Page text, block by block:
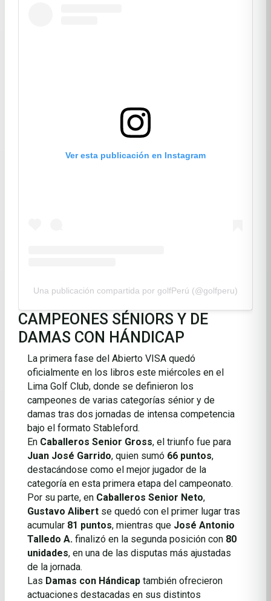
Ver esta publicación en Instagram
Una publicación compartida por golfPerú (@golfperu)
CAMPEONES SÉNIORS Y DE
DAMAS CON HÁNDICAP
La primera fase del Abierto VISA quedó
oficialmente en los libros este miércoles en el
Lima Golf Club, donde se definieron los
campeones de varias categorías sénior y de
damas tras dos jornadas de intensa competencia
bajo el formato Stableford.
En Caballeros Senior Gross, el triunfo fue para
Juan José Garrido, quien sumó 66 puntos,
destacándose como el mejor jugador de la
categoría en esta primera etapa del campeonato.
Por su parte, en Caballeros Senior Neto,
Gustavo Alibertse quedó con el primer lugar tras
acumular 81 puntos, mientras que José Antonio
Talledo A. finalizó en la segunda posición con 80
unidades, en una de las disputas más ajustadas
de la jornada.
Las Damas con Hándicaptambién ofrecieron
actuaciones destacadas en sus distintos